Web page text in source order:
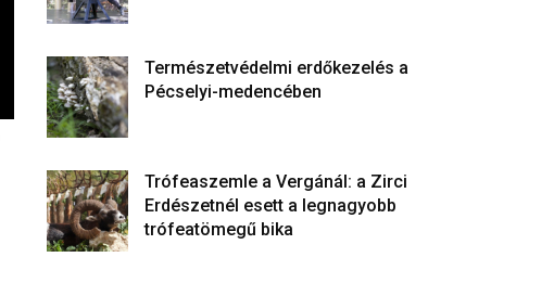
Természetvédelmi erdőkezelés a
Pécselyi-medencében
Trófeaszemle a Vergánál: a Zirci
Erdészetnél esett a legnagyobb
trófeatömegű bika